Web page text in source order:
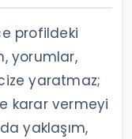
profildeki
yorumlar,
yaratmaz;
karar vermeyi
yaklaşım,